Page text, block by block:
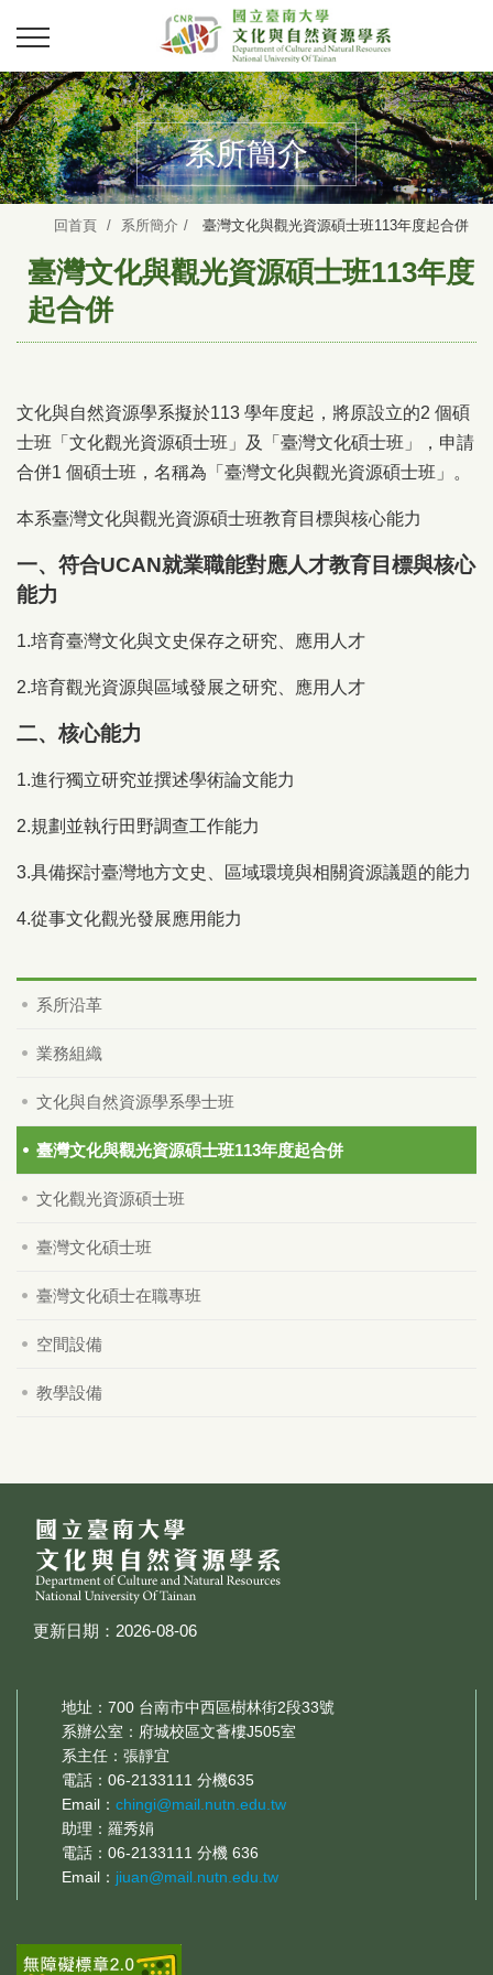
系所簡介
回首頁 系所簡介 臺灣文化與觀光資源碩士班113年度起合併
臺灣文化與觀光資源碩士班113年度
起合併
文化與自然資源學系擬於113 學年度起，將原設立的2 個碩
士班「文化觀光資源碩士班」及「臺灣文化碩士班」，申請
合併1 個碩士班，名稱為「臺灣文化與觀光資源碩士班」。
本系臺灣文化與觀光資源碩士班教育目標與核心能力
一、符合UCAN就業職能對應人才教育目標與核心
能力
1.培育臺灣文化與文史保存之研究、應用人才
2.培育觀光資源與區域發展之研究、應用人才
二、核心能力
1.進行獨立研究並撰述學術論文能力
2.規劃並執行田野調查工作能力
3.具備探討臺灣地方文史、區域環境與相關資源議題的能力
4.從事文化觀光發展應用能力
系所沿革
業務組織
文化與自然資源學系學士班
臺灣文化與觀光資源碩士班113年度起合併
文化觀光資源碩士班
臺灣文化碩士班
臺灣文化碩士在職專班
空間設備
教學設備
更新日期：2026-08-06
地址：700 台南市中西區樹林街2段33號
系辦公室：府城校區文薈樓J505室
系主任：張靜宜
電話：06-2133111 分機635
Email： chingi@mail.nutn.edu.tw
助理：羅秀娟
電話：06-2133111 分機 636
Email： jiuan@mail.nutn.edu.tw